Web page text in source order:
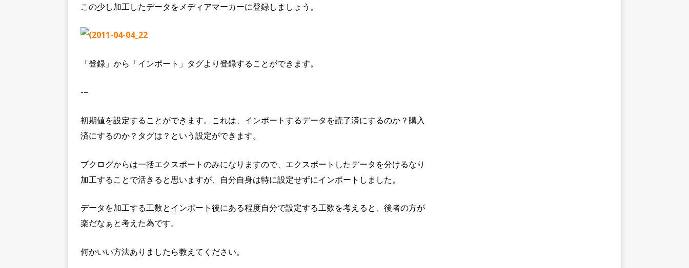
この少し加工したデータをメディアマーカーに登録しましょう。
「登録」から「インポート」タグより登録することができます。
-–
初期値を設定することができます。これは、インポートするデータを読了済にするのか？購入
済にするのか？タグは？という設定ができます。
ブクログからは一括エクスポートのみになりますので、エクスポートしたデータを分けるなり
加工することで活きると思いますが、自分自身は特に設定せずにインポートしました。
データを加工する工数とインポート後にある程度自分で設定する工数を考えると、後者の方が
楽だなぁと考えた為です。
何かいい方法ありましたら教えてください。